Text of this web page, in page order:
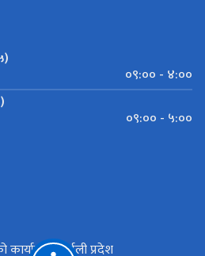
०९:०० - ४:००
०९:०० - ५:००
कार्यालय,कर्णाली प्रदेश